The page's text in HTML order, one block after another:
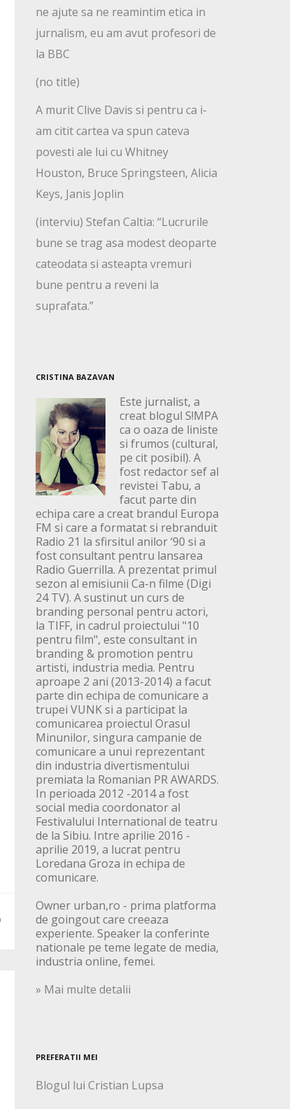
ne ajute sa ne reamintim etica in
jurnalism, eu am avut profesori de
la BBC
(no title)
A murit Clive Davis si pentru ca i-
am citit cartea va spun cateva
povesti ale lui cu Whitney
Houston, Bruce Springsteen, Alicia
Keys, Janis Joplin
(interviu) Stefan Caltia: “Lucrurile
bune se trag asa modest deoparte
cateodata si asteapta vremuri
bune pentru a reveni la
suprafata.”
CRISTINA BAZAVAN
Este jurnalist, a
creat blogul S!MPA
ca o oaza de liniste
si frumos (cultural,
pe cit posibil). A
fost redactor sef al
revistei Tabu, a
facut parte din
echipa care a creat brandul Europa
FM si care a formatat si rebranduit
Radio 21 la sfirsitul anilor ‘90 si a
fost consultant pentru lansarea
Radio Guerrilla. A prezentat primul
sezon al emisiunii Ca-n filme (Digi
24 TV). A sustinut un curs de
branding personal pentru actori,
la TIFF, in cadrul proiectului "10
pentru film", este consultant in
branding & promotion pentru
artisti, industria media. Pentru
aproape 2 ani (2013-2014) a facut
parte din echipa de comunicare a
trupei VUNK si a participat la
comunicarea proiectul Orasul
Minunilor, singura campanie de
comunicare a unui reprezentant
din industria divertismentului
premiata la Romanian PR AWARDS.
In perioada 2012 -2014 a fost
social media coordonator al
Festivalului International de teatru
de la Sibiu. Intre aprilie 2016 -
aprilie 2019, a lucrat pentru
Loredana Groza in echipa de
comunicare.
Owner urban,ro - prima platforma
de goingout care creeaza
experiente. Speaker la conferinte
nationale pe teme legate de media,
industria online, femei.
» Mai multe detalii
PREFERATII MEI
Blogul lui Cristian Lupsa